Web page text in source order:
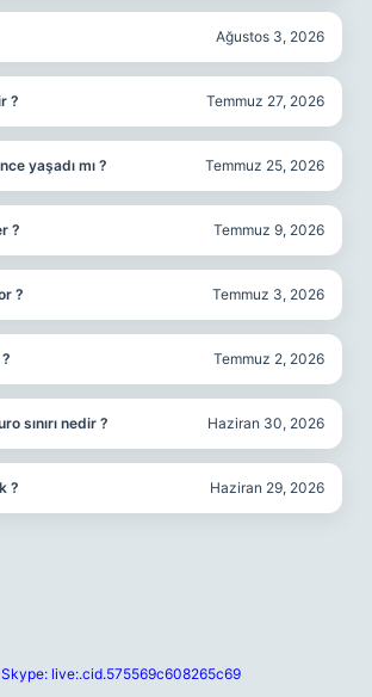
Ağustos 3, 2026
? Temmuz 27, 2026
yaşadı mı ? Temmuz 25, 2026
? Temmuz 9, 2026
? Temmuz 3, 2026
Temmuz 2, 2026
sınırı nedir ? Haziran 30, 2026
? Haziran 29, 2026
Skype: live:.cid.575569c608265c69